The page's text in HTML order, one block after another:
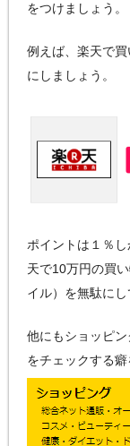
をつけましょう。
例えば、楽天で
にしましょう。
ポイントは１％
天で10万円の買
イル）を無駄にし
他にもショッピ
をチェックする癖